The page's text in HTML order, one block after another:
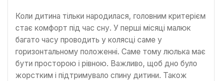
Коли дитина тільки народилася, головним критерієм
стає комфорт під час сну. У перші місяці малюк
багато часу проводить у колясці саме у
горизонтальному положенні. Саме тому люлька має
бути просторою і рівною. Важливо, щоб дно було
жорстким і підтримувало спину дитини. Також